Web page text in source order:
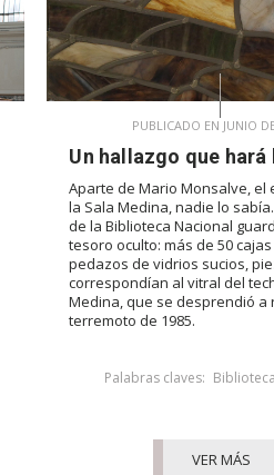
PUBLICADO EN JUNIO
Un hallazgo que
Aparte de Mario Monsalve, el
la Sala Medina, nadie lo
de la Biblioteca Nacional
tesoro oculto: más de 50
pedazos de vidrios sucios,
correspondían al vitral del
Medina, que se desprendió a
terremoto de 1985.
Palabras claves:
VER MÁS